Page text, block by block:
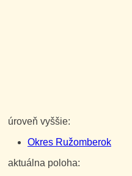
úroveň vyššie:
Okres Ružomberok
aktuálna poloha: